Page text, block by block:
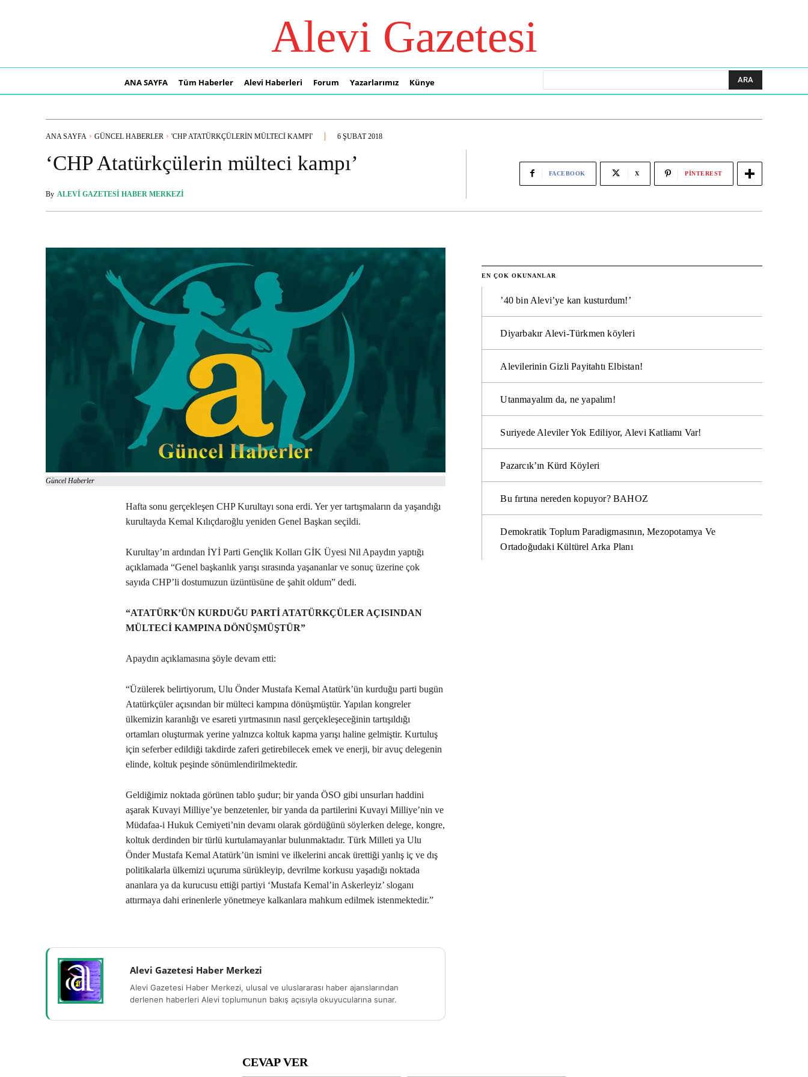
Alevi Gazetesi
ANA SAYFA Tüm Haberler Alevi Haberleri Forum Yazarlarımız Künye ARA
ANA SAYFA GÜNCEL HABERLER 'CHP ATATÜRKÇÜLERIN MÜLTECI KAMPI' 6 ŞUBAT 2018
‘CHP Atatürkçülerin mülteci kampı’
By ALEVI GAZETESI HABER MERKEZI
FACEBOOK X PINTEREST
Güncel Haberler
Hafta sonu gerçekleşen CHP Kurultayı sona erdi. Yer yer tartışmaların da yaşandığı
kurultayda Kemal Kılıçdaroğlu yeniden Genel Başkan seçildi.
Kurultay’ın ardından İYİ Parti Gençlik Kolları GİK Üyesi Nil Apaydın yaptığı
açıklamada “Genel başkanlık yarışı sırasında yaşananlar ve sonuç üzerine çok
sayıda CHP’li dostumuzun üzüntüsüne de şahit oldum” dedi.
“ATATÜRK’ÜN KURDUĞU PARTİ ATATÜRKÇÜLER AÇISINDAN
MÜLTECİ KAMPINA DÖNÜŞMÜŞTÜR”
Apaydın açıklamasına şöyle devam etti:
“Üzülerek belirtiyorum, Ulu Önder Mustafa Kemal Atatürk’ün kurduğu parti bugün
Atatürkçüler açısından bir mülteci kampına dönüşmüştür. Yapılan kongreler
ülkemizin karanlığı ve esareti yırtmasının nasıl gerçekleşeceğinin tartışıldığı
ortamları oluşturmak yerine yalnızca koltuk kapma yarışı haline gelmiştir. Kurtuluş
için seferber edildiği takdirde zaferi getirebilecek emek ve enerji, bir avuç delegenin
elinde, koltuk peşinde sönümlendirilmektedir.
Geldiğimiz noktada görünen tablo şudur; bir yanda ÖSO gibi unsurları haddini
aşarak Kuvayi Milliye’ye benzetenler, bir yanda da partilerini Kuvayi Milliye’nin ve
Müdafaa-i Hukuk Cemiyeti’nin devamı olarak gördüğünü söylerken delege, kongre,
koltuk derdinden bir türlü kurtulamayanlar bulunmaktadır. Türk Milleti ya Ulu
Önder Mustafa Kemal Atatürk’ün ismini ve ilkelerini ancak ürettiği yanlış iç ve dış
politikalarla ülkemizi uçuruma sürükleyip, devrilme korkusu yaşadığı noktada
ananlara ya da kurucusu ettiği partiyi ‘Mustafa Kemal’in Askerleyiz’ sloganı
attırmaya dahi erinenlerle yönetmeye kalkanlara mahkum edilmek istenmektedir.”
Alevi Gazetesi Haber Merkezi
Alevi Gazetesi Haber Merkezi, ulusal ve uluslararası haber ajanslarından
derlenen haberleri Alevi toplumunun bakış açısıyla okuyucularına sunar.
EN ÇOK OKUNANLAR
’40 bin Alevi’ye kan kusturdum!’
Diyarbakır Alevi-Türkmen köyleri
Alevilerinin Gizli Payitahtı Elbistan!
Utanmayalım da, ne yapalım!
Suriyede Aleviler Yok Ediliyor, Alevi Katliamı Var!
Pazarcık’ın Kürd Köyleri
Bu fırtına nereden kopuyor? BAHOZ
Demokratik Toplum Paradigmasının, Mezopotamya Ve
Ortadoğudaki Kültürel Arka Planı
CEVAP VER